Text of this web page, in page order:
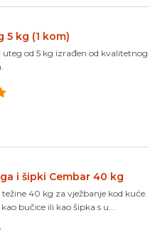
5 kg (1 kom)
uteg od 5 kg izrađen od kvalitetnog
i šipki Cembar 40 kg
40 kg za vježbanje kod kuće.
bučice ili kao šipka s u...